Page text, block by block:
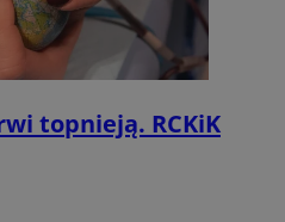
topnieją. RCKiK